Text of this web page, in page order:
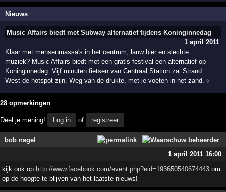
Nieuws
Music Affairs biedt met Subway alternatief tijdens Koninginnedag
1 april 2011
Klaar met mensenmassa's in het centrum, lauw bier en slechte
muziek? Music Affairs biedt met een gratis festival een alternatief op
Koninginnedag. Vijf minuten fietsen van Centraal Station zal Strand
West de hotspot zijn. Weg van de drukte, met je voeten in het zand.9
28 opmerkingen
Deel je mening! Log in of registreer
bob nagel
1 april 2011 16:00
kijk ook op http://www.facebook.com/event.php?eid=193650540674443om
op de hoogte te blijven van het laatste nieuws!